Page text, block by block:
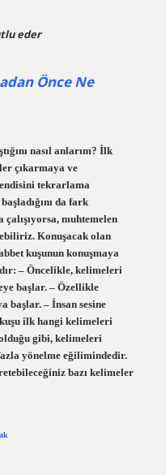
eder
Önce Ne
nasıl anlarım? İlk
çıkarmaya ve
tekrarlama
da fark
muhtemelen
Konuşacak olan
kuşunun konuşmaya
– Öncelikle, kelimeleri
başlar. – Özellikle
başlar. – İnsan sesine
ilk hangi kelimeleri
gibi, kelimeleri
yönelme eğilimindedir.
bazı kelimeler